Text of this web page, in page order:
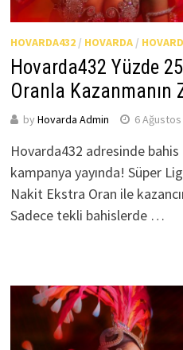
HOVARDA432/ HOVARDA/
Hovarda432 Yüzde
Oranla Kazanmanın
by Hovarda Admin 6 Ağustos
Hovarda432 adresinde
kampanya yayında! Süper
Nakit Ekstra Oran ile
Sadece tekli bahislerde …